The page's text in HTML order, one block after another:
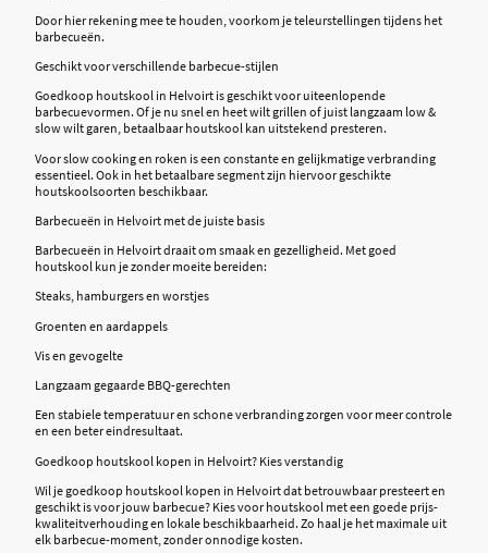
Door hier rekening mee te houden, voorkom je teleurstellingen tijdens het
barbecueën.
Geschikt voor verschillende barbecue-stijlen
Goedkoop houtskool in Helvoirt is geschikt voor uiteenlopende
barbecuevormen. Of je nu snel en heet wilt grillen of juist langzaam low &
slow wilt garen, betaalbaar houtskool kan uitstekend presteren.
Voor slow cooking en roken is een constante en gelijkmatige verbranding
essentieel. Ook in het betaalbare segment zijn hiervoor geschikte
houtskoolsoorten beschikbaar.
Barbecueën in Helvoirt met de juiste basis
Barbecueën in Helvoirt draait om smaak en gezelligheid. Met goed
houtskool kun je zonder moeite bereiden:
Steaks, hamburgers en worstjes
Groenten en aardappels
Vis en gevogelte
Langzaam gegaarde BBQ-gerechten
Een stabiele temperatuur en schone verbranding zorgen voor meer controle
en een beter eindresultaat.
Goedkoop houtskool kopen in Helvoirt? Kies verstandig
Wil je goedkoop houtskool kopen in Helvoirt dat betrouwbaar presteert en
geschikt is voor jouw barbecue? Kies voor houtskool met een goede prijs-
kwaliteitverhouding en lokale beschikbaarheid. Zo haal je het maximale uit
elk barbecue-moment, zonder onnodige kosten.